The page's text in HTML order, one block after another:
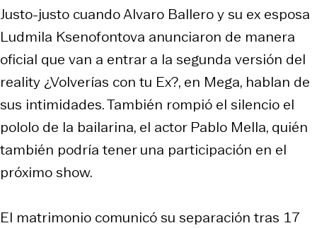
Justo-justo cuando Alvaro Ballero y su ex esposa
Ludmila Ksenofontova anunciaron de manera
oficial que van a entrar a la segunda versión del
reality ¿Volverías con tu Ex?, en Mega, hablan de
sus intimidades. También rompió el silencio el
pololo de la bailarina, el actor Pablo Mella, quién
también podría tener una participación en el
próximo show.
El matrimonio comunicó su separación tras 17